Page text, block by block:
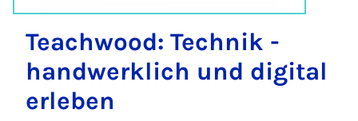
Te­ach­wood: Tech­nik -
hand­werk­lich und di­gi­tal
er­le­ben